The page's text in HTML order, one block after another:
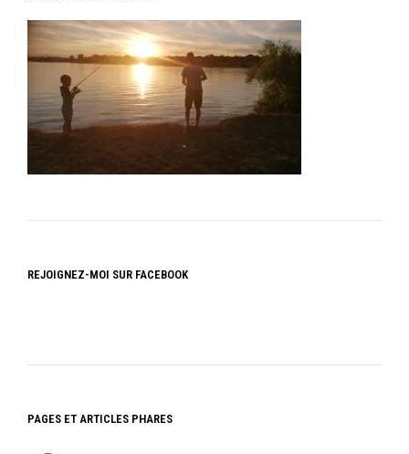
REJOIGNEZ-MOI SUR FACEBOOK
PAGES ET ARTICLES PHARES